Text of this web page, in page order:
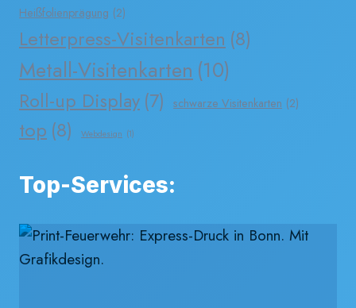
Heißfolienprägung (2)
Letterpress-Visitenkarten (8)
Metall-Visitenkarten (10)
Roll-up Display (7) schwarze Visitenkarten (2)
top (8) Webdesign (1)
Top-Services: